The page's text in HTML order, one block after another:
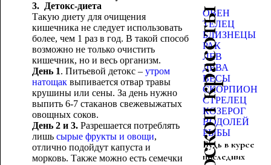
3. Детокс-диета
Такую диету для очищения
кишечника не следует использовать
более, чем 1 раз в год. В такой способ
возможно не только очистить
кишечник, но и весь организм.
День 1. Питьевой детокс – утром
натощаквыпивается отвар травы
крушины или сены. За день нужно
выпить 6-7 стаканов свежевыжатых
овощных соков.
День 2 и 3.Разрешается потреблять
лишь сырые фрукты и овощи,
отлично подойдут капуста и
морковь. Также можно есть семечки
Гороскоп красоты
ОВЕН
ТЕЛЕЦ
БЛИЗНЕЦЫ
РАК
ЛЕВ
ДЕВА
ВЕСЫ
СКОРПИОН
СТРЕЛЕЦ
КОЗЕРОГ
ВОДОЛЕЙ
РЫБЫ
Будь в курсе
последних